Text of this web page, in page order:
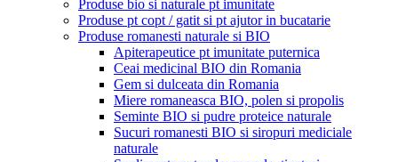
Produse bio si naturale pt imunitate
Produse pt copt / gatit si pt ajutor in bucatarie
Produse romanesti naturale si BIO
Apiterapeutice pt imunitate puternica
Ceai medicinal BIO din Romania
Gem si dulceata din Romania
Miere romaneasca BIO, polen si propolis
Seminte BIO si pudre proteice naturale
Sucuri romanesti BIO si siropuri mediciale
naturale